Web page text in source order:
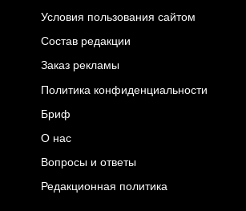
Условия пользования сайтом
Состав редакции
Заказ рекламы
Политика конфиденциальности
Бриф
О нас
Вопросы и ответы
Редакционная политика